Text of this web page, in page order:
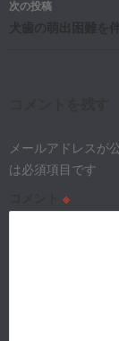
ビ
シ
ョ
ン
次の投稿
犬歯の萌出困難を
メールアドレスが
は必須項目です
※